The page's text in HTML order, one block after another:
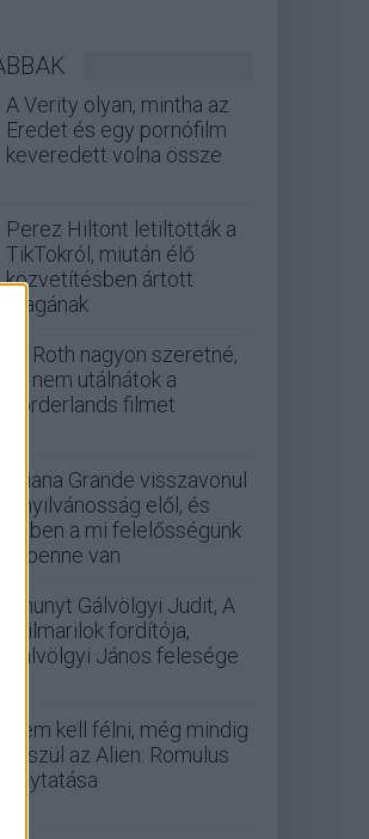
A Verity olyan, mintha az
Eredet és egy pornófilm
keveredett volna össze
Perez Hiltont letiltották a
TikTokról, miután élő
közvetítésben ártott
magának
Eli Roth nagyon szeretné,
ha nem utálnátok a
Borderlands filmet
Ariana Grande visszavonul
a nyilvánosság elől, és
ebben a mi felelősségünk
is benne van
Elhunyt Gálvölgyi Judit, A
szilmarilok fordítója,
Gálvölgyi János felesége
Nem kell félni, még mindig
készül az Alien: Romulus
folytatása